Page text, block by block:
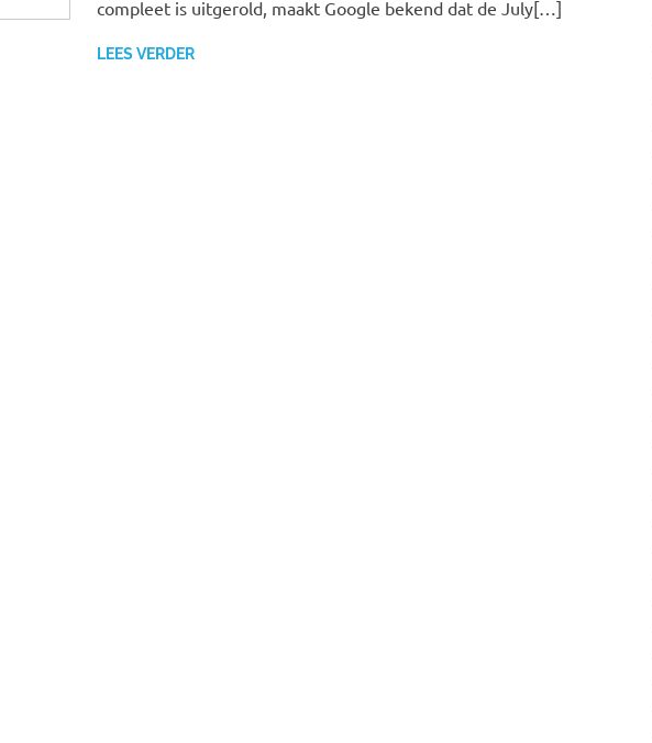
compleet is uitgerold, maakt Google bekend dat de July[…]
LEES VERDER